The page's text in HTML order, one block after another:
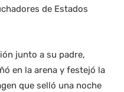
de Estados
junto a su padre,
en la arena y festejó la
que selló una noche